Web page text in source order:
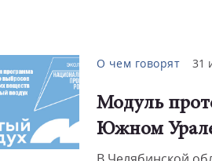
О чем говорят 31
Модуль
Южном